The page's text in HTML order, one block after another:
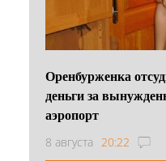
Оренбурженка
деньги за
аэропорт
8 августа 20:22